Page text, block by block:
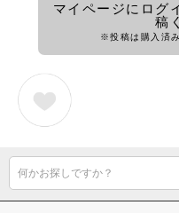
マイページにログ
稿
※投稿は購入済
何かお探しですか？